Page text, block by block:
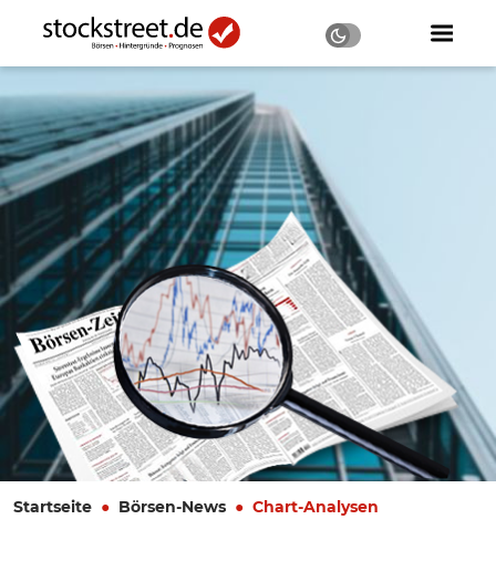
Startseite Börsen-News Chart-Analysen